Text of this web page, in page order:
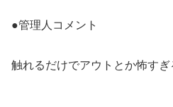
●管理人コメント
触れるだけでアウトとか怖すぎ